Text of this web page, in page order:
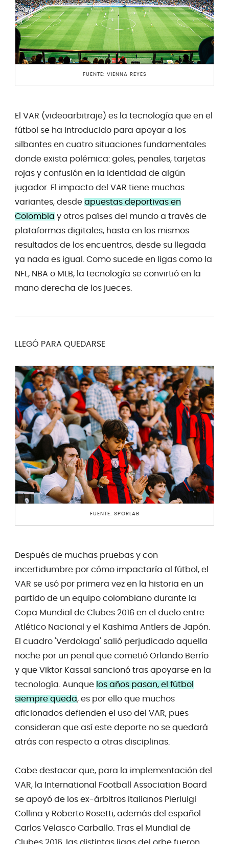
FUENTE: VIENNA REYES
El VAR (videoarbitraje) es la tecnología que en el
fútbol se ha introducido para apoyar a los
silbantes en cuatro situaciones fundamentales
donde exista polémica: goles, penales, tarjetas
rojas y confusión en la identidad de algún
jugador. El impacto del VAR tiene muchas
variantes, desde apuestas deportivas en
Colombia y otros países del mundo a través de
plataformas digitales, hasta en los mismos
resultados de los encuentros, desde su llegada
ya nada es igual. Como sucede en ligas como la
NFL, NBA o MLB, la tecnología se convirtió en la
mano derecha de los jueces.
LLEGÓ PARA QUEDARSE
FUENTE: SPORLAB
Después de muchas pruebas y con
incertidumbre por cómo impactaría al fútbol, el
VAR se usó por primera vez en la historia en un
partido de un equipo colombiano durante la
Copa Mundial de Clubes 2016 en el duelo entre
Atlético Nacional y el Kashima Antlers de Japón.
El cuadro 'Verdolaga' salió perjudicado aquella
noche por un penal que cometió Orlando Berrío
y que Viktor Kassai sancionó tras apoyarse en la
tecnología. Aunque los años pasan, el fútbol
siempre queda, es por ello que muchos
aficionados defienden el uso del VAR, pues
consideran que así este deporte no se quedará
atrás con respecto a otras disciplinas.
Cabe destacar que, para la implementación del
VAR, la International Football Association Board
se apoyó de los ex-árbitros italianos Pierluigi
Collina y Roberto Rosetti, además del español
Carlos Velasco Carballo. Tras el Mundial de